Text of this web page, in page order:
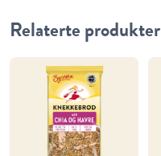
Relaterte produkter